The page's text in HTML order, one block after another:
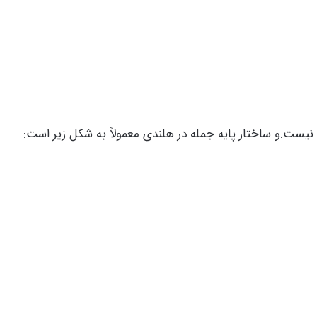
ساختار پایه جمله در هلندی معمولاً به شکل زیر است: